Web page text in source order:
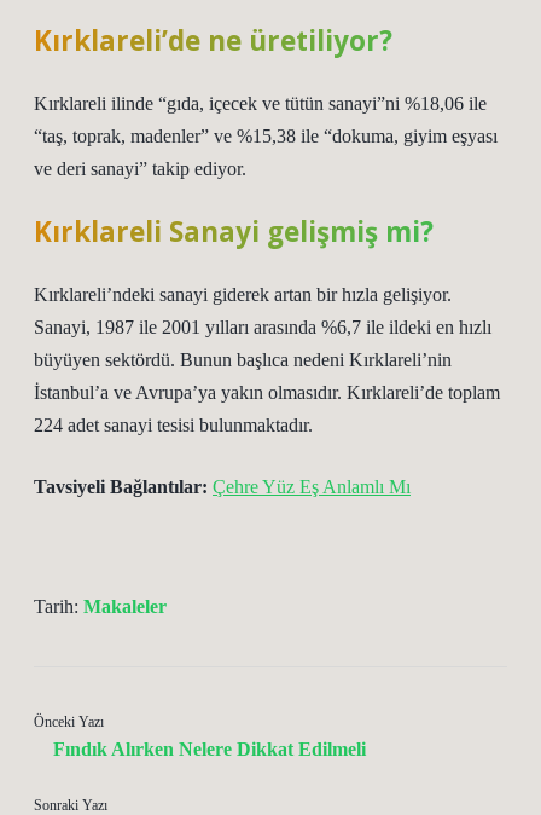
Kırklareli’de ne üretiliyor?
Kırklareli ilinde “gıda, içecek ve tütün sanayi”ni %18,06 ile
“taş, toprak, madenler” ve %15,38 ile “dokuma, giyim eşyası
ve deri sanayi” takip ediyor.
Kırklareli Sanayi gelişmiş mi?
Kırklareli’ndeki sanayi giderek artan bir hızla gelişiyor.
Sanayi, 1987 ile 2001 yılları arasında %6,7 ile ildeki en hızlı
büyüyen sektördü. Bunun başlıca nedeni Kırklareli’nin
İstanbul’a ve Avrupa’ya yakın olmasıdır. Kırklareli’de toplam
224 adet sanayi tesisi bulunmaktadır.
Tavsiyeli Bağlantılar: Çehre Yüz Eş Anlamlı Mı
Tarih: Makaleler
Önceki Yazı
Fındık Alırken Nelere Dikkat Edilmeli
Sonraki Yazı